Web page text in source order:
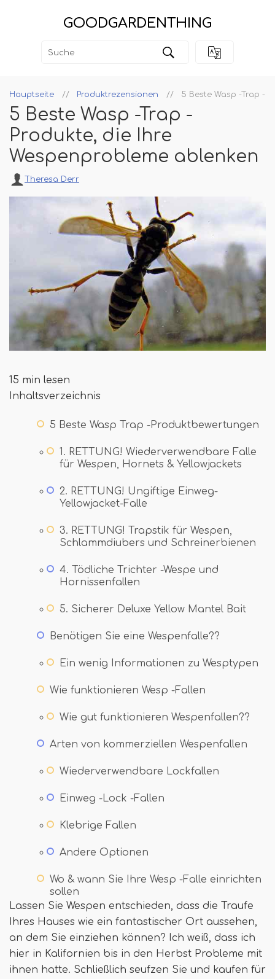
GOODGARDENTHING
Hauptseite Produktrezensionen 5 Beste Wasp -Trap -
5 Beste Wasp -Trap -
Produkte, die Ihre
Wespenprobleme ablenken
Theresa Derr
15 min lesen
Inhaltsverzeichnis
5 Beste Wasp Trap -Produktbewertungen
1. RETTUNG! Wiederverwendbare Falle
für Wespen, Hornets & Yellowjackets
2. RETTUNG! Ungiftige Einweg-
Yellowjacket-Falle
3. RETTUNG! Trapstik für Wespen,
Schlammdiubers und Schreinerbienen
4. Tödliche Trichter -Wespe und
Hornissenfallen
5. Sicherer Deluxe Yellow Mantel Bait
Benötigen Sie eine Wespenfalle??
Ein wenig Informationen zu Wesptypen
Wie funktionieren Wesp -Fallen
Wie gut funktionieren Wespenfallen??
Arten von kommerziellen Wespenfallen
Wiederverwendbare Lockfallen
Einweg -Lock -Fallen
Klebrige Fallen
Andere Optionen
Wo & wann Sie Ihre Wesp -Falle einrichten
sollen
Lassen Sie Wespen entschieden, dass die Traufe
Ihres Hauses wie ein fantastischer Ort aussehen,
an dem Sie einziehen können? Ich weiß, dass ich
hier in Kalifornien bis in den Herbst Probleme mit
ihnen hatte. Schließlich seufzen Sie und kaufen für